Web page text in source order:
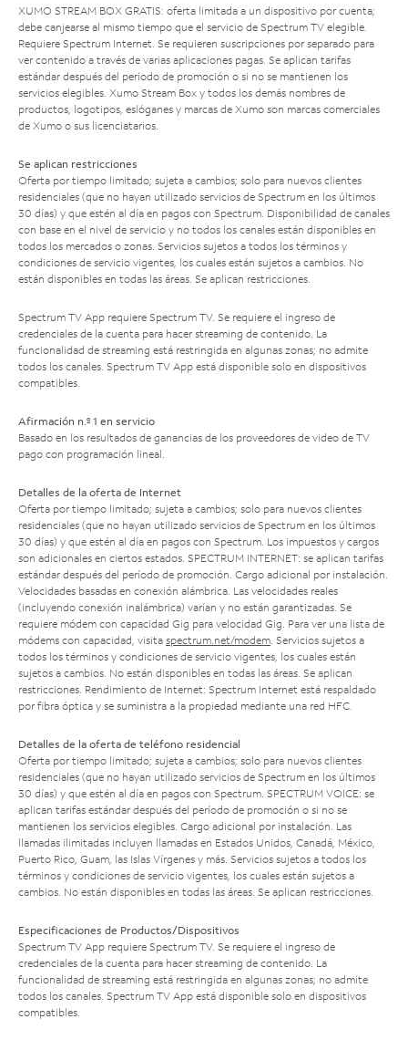
XUMO STREAM BOX GRATIS: oferta limitada a un dispositivo por cuenta;
debe canjearse al mismo tiempo que el servicio de Spectrum TV elegible.
Requiere Spectrum Internet. Se requieren suscripciones por separado para
ver contenido a través de varias aplicaciones pagas. Se aplican tarifas
estándar después del período de promoción o si no se mantienen los
servicios elegibles. Xumo Stream Box y todos los demás nombres de
productos, logotipos, eslóganes y marcas de Xumo son marcas comerciales
de Xumo o sus licenciatarios.
Se aplican restricciones
Oferta por tiempo limitado; sujeta a cambios; solo para nuevos clientes
residenciales (que no hayan utilizado servicios de Spectrum en los últimos
30 días) y que estén al día en pagos con Spectrum. Disponibilidad de canales
con base en el nivel de servicio y no todos los canales están disponibles en
todos los mercados o zonas. Servicios sujetos a todos los términos y
condiciones de servicio vigentes, los cuales están sujetos a cambios. No
están disponibles en todas las áreas. Se aplican restricciones.
Spectrum TV App requiere Spectrum TV. Se requiere el ingreso de
credenciales de la cuenta para hacer streaming de contenido. La
funcionalidad de streaming está restringida en algunas zonas; no admite
todos los canales. Spectrum TV App está disponible solo en dispositivos
compatibles.
Afirmación n.º 1 en servicio
Basado en los resultados de ganancias de los proveedores de video de TV
pago con programación lineal.
Detalles de la oferta de Internet
Oferta por tiempo limitado; sujeta a cambios; solo para nuevos clientes
residenciales (que no hayan utilizado servicios de Spectrum en los últimos
30 días) y que estén al día en pagos con Spectrum. Los impuestos y cargos
son adicionales en ciertos estados. SPECTRUM INTERNET: se aplican tarifas
estándar después del período de promoción. Cargo adicional por instalación.
Velocidades basadas en conexión alámbrica. Las velocidades reales
(incluyendo conexión inalámbrica) varían y no están garantizadas. Se
requiere módem con capacidad Gig para velocidad Gig. Para ver una lista de
módems con capacidad, visita spectrum.net/modem. Servicios sujetos a
todos los términos y condiciones de servicio vigentes, los cuales están
sujetos a cambios. No están disponibles en todas las áreas. Se aplican
restricciones. Rendimiento de Internet: Spectrum Internet está respaldado
por fibra óptica y se suministra a la propiedad mediante una red HFC.
Detalles de la oferta de teléfono residencial
Oferta por tiempo limitado; sujeta a cambios; solo para nuevos clientes
residenciales (que no hayan utilizado servicios de Spectrum en los últimos
30 días) y que estén al día en pagos con Spectrum. SPECTRUM VOICE: se
aplican tarifas estándar después del período de promoción o si no se
mantienen los servicios elegibles. Cargo adicional por instalación. Las
llamadas ilimitadas incluyen llamadas en Estados Unidos, Canadá, México,
Puerto Rico, Guam, las Islas Vírgenes y más. Servicios sujetos a todos los
términos y condiciones de servicio vigentes, los cuales están sujetos a
cambios. No están disponibles en todas las áreas. Se aplican restricciones.
Especificaciones de Productos/Dispositivos
Spectrum TV App requiere Spectrum TV. Se requiere el ingreso de
credenciales de la cuenta para hacer streaming de contenido. La
funcionalidad de streaming está restringida en algunas zonas; no admite
todos los canales. Spectrum TV App está disponible solo en dispositivos
compatibles.